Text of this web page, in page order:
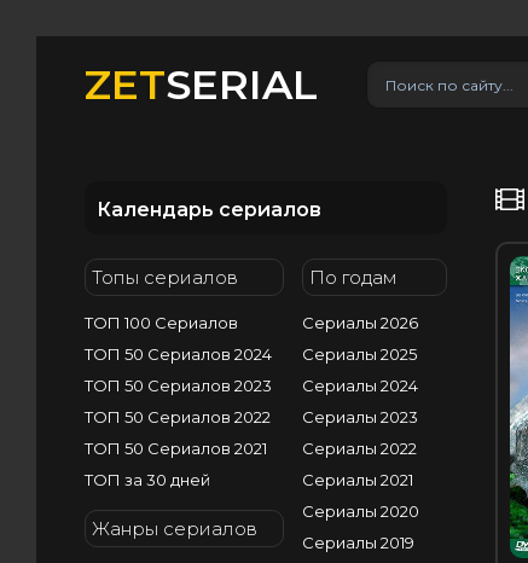
ZETSERIAL
Календарь сериалов
Топы сериалов
ТОП 100 Сериалов
ТОП 50 Сериалов 2024
ТОП 50 Сериалов 2023
ТОП 50 Сериалов 2022
ТОП 50 Сериалов 2021
ТОП за 30 дней
Жанры сериалов
По годам
Сериалы 2026
Сериалы 2025
Сериалы 2024
Сериалы 2023
Сериалы 2022
Сериалы 2021
Сериалы 2020
Сериалы 2019